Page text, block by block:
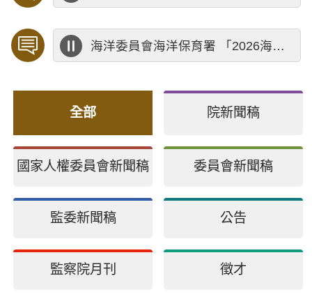
海洋委員會海洋保育署 「2026海洋保育創意短影音競賽」活動
全部 院新聞稿
國家人權委員會新聞稿 委員會新聞稿
監委新聞稿 公告
監察院月刊 徵才